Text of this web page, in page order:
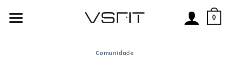
0
Comunidade